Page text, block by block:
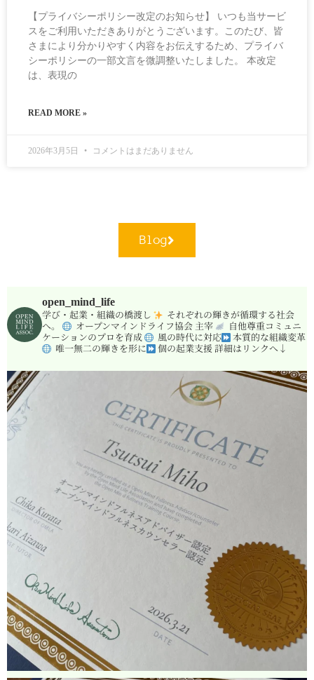
【プライバシーポリシー改定のお知らせ】 いつも当サービ
スをご利用いただきありがとうございます。このたび、皆
さまにより分かりやすく内容をお伝えするため、プライバ
シーポリシーの一部文言を微調整いたしました。 本改定
は、表現の
READ MORE »
2026年3月5日 コメントはまだありません
Blog
open_mind_life
学び・起業・組織の橋渡し
それぞれの輝きが循環する社会
へ。
オープンマインドライフ協会 主宰
自他尊重コミュニ
ケーションのプロを育成
風の時代に対応
本質的な組織変革
唯一無二の輝きを形に
個の起業支援詳細はリンクへ↓